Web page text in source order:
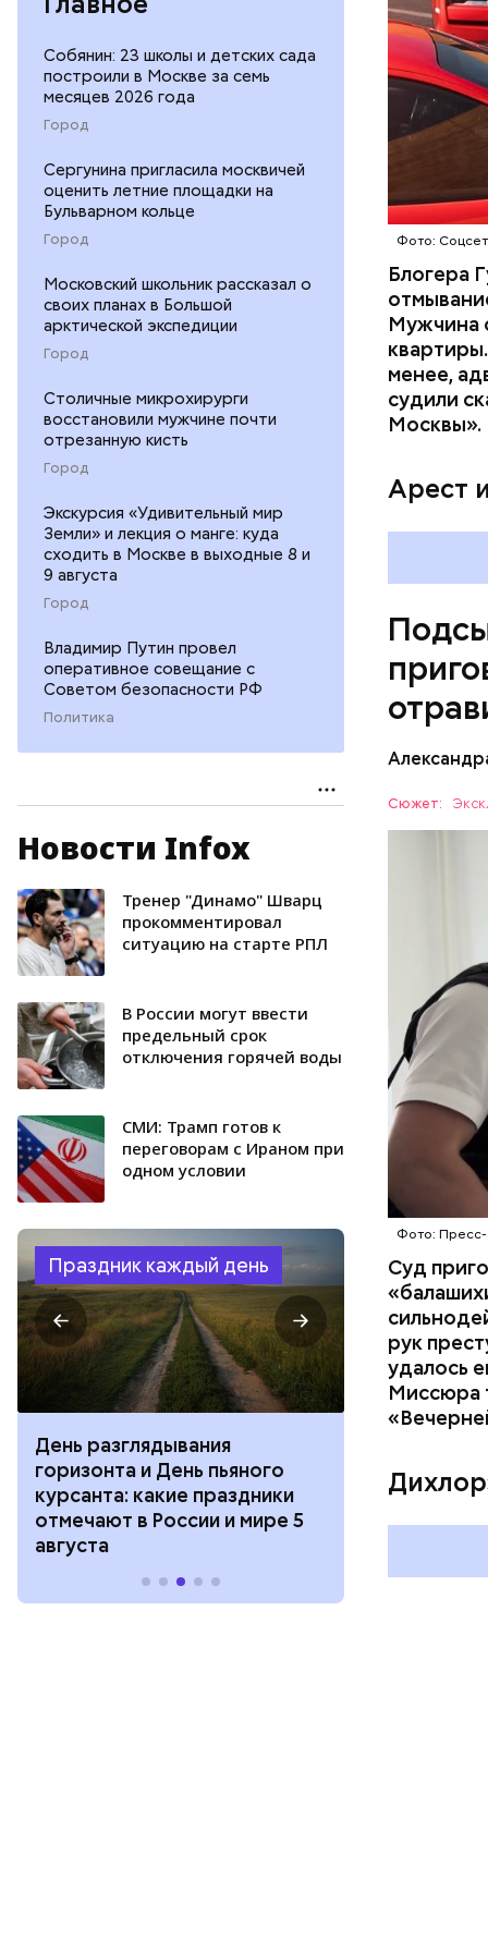
Собянин: 23 школы и детских сада
построили в Москве за семь
месяцев 2026 года
Город
Сергунина пригласила москвичей
оценить летние площадки на
Бульварном кольце
Город
Московский школьник рассказал о
своих планах в Большой
арктической экспедиции
Город
Столичные микрохирурги
восстановили мужчине почти
отрезанную кисть
Город
Экскурсия «Удивительный мир
Земли» и лекция о манге: куда
сходить в Москве в выходные 8 и
9 августа
Город
Владимир Путин провел
оперативное совещание с
Советом безопасности РФ
Политика
Новости Infox
Тренер "Динамо" Шварц
прокомментировал
ситуацию на старте РПЛ
В России могут ввести
предельный срок
отключения горячей воды
СМИ: Трамп готов к
переговорам с Ираном при
одном условии
Праздник каждый день
День качания на качелях и
День шампанского: какие
праздники отмечают в России
и мире 4 августа
с зеркалом:
отмечают в
августа
Фото:
Блогера
Мужчина
менее,
судили
Москвы».
Арест
Сюжет:
Фото: Пресс-
Суд
рук
удалось
Миссюра
Все
изъятой
Видео:
скрытую
матери и
пищу ела